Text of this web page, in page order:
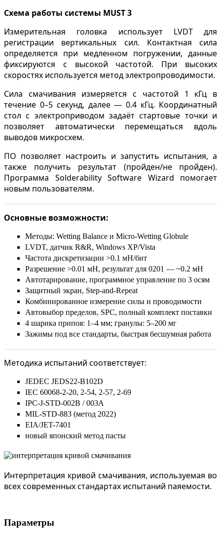
Схема работы системы MUST 3
Измерительная головка использует LVDT для
регистрации вертикальных сил. Контактная сила
определяется при медленном погружении, данные
фиксируются с высокой частотой. При высоких
скоростях используется метод электропроводимости.
Сила смачивания измеряется с частотой 1 кГц в
течение 0–5 секунд, далее — 0.4 кГц. Координатный
стол с электроприводом задаёт стартовые точки и
позволяет автоматически перемещаться вдоль
выводов микросхем.
ПО позволяет настроить и запустить испытания, а
также получить результат (пройден/не пройден).
Программа Solderability Software Wizard помогает
новым пользователям.
Основные возможности:
Методы: Wetting Balance и Micro-Wetting Globule
LVDT, датчик R&R, Windows XP/Vista
Частота дискретизации >0.1 мН/бит
Разрешение >0.01 мН, результат для 0201 — ~0.2 мН
Автотарирование, программное управление по 3 осям
Защитный экран, Step-and-Repeat
Комбинированное измерение силы и проводимости
Автовыбор пределов, SPC, полный комплект поставки
4 шарика припоя: 1–4 мм; гранулы: 5–200 мг
Зажимы под все стандарты, быстрая бесшумная работа
Методика испытаний соответствует:
JEDEC JEDS22-B102D
IEC 60068-2-20, 2-54, 2-57, 2-69
IPC-J-STD-002B / 003A
MIL-STD-883 (метод 2022)
EIA/JET-7401
новый японский метод пасты
Интерпретация кривой смачивания, используемая во
всех современных стандартах испытаний паяемости.
Параметры